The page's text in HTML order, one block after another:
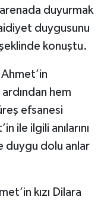
duyurmak
aidiyet duygusunu
konuştu.
hem
efsanesi
ile ilgili anılarını
duygu dolu anlar
kızı Dilara